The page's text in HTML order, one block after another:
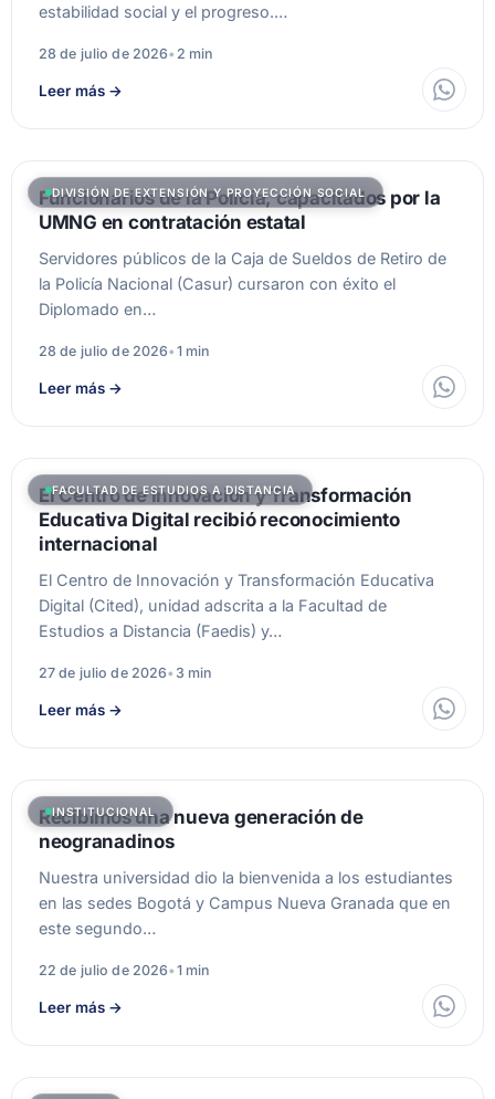
estabilidad social y el progreso.…
28 de julio de 2026• 2 min
Leer más →
DIVISIÓN DE EXTENSIÓN Y PROYECCIÓN SOCIAL
Funcionarios de la Policía, capacitados por la
UMNG en contratación estatal
Servidores públicos de la Caja de Sueldos de Retiro de
la Policía Nacional (Casur) cursaron con éxito el
Diplomado en…
28 de julio de 2026• 1 min
Leer más →
FACULTAD DE ESTUDIOS A DISTANCIA
El Centro de Innovación y Transformación
Educativa Digital recibió reconocimiento
internacional
El Centro de Innovación y Transformación Educativa
Digital (Cited), unidad adscrita a la Facultad de
Estudios a Distancia (Faedis) y…
27 de julio de 2026• 3 min
Leer más →
INSTITUCIONAL
Recibimos una nueva generación de
neogranadinos
Nuestra universidad dio la bienvenida a los estudiantes
en las sedes Bogotá y Campus Nueva Granada que en
este segundo…
22 de julio de 2026• 1 min
Leer más →